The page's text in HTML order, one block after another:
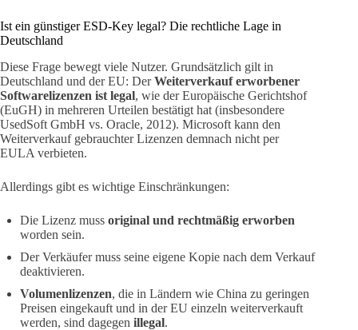
Ist ein günstiger ESD-Key legal? Die rechtliche Lage in
Deutschland
Diese Frage bewegt viele Nutzer. Grundsätzlich gilt in
Deutschland und der EU: DerWeiterverkauf erworbener
Softwarelizenzen ist legal, wie der Europäische Gerichtshof
(EuGH) in mehreren Urteilen bestätigt hat (insbesondere
UsedSoft GmbH vs. Oracle, 2012). Microsoft kann den
Weiterverkauf gebrauchter Lizenzen demnach nicht per
EULA verbieten.
Allerdings gibt es wichtige Einschränkungen:
Die Lizenz muss original und rechtmäßig erworben
worden sein.
Der Verkäufer muss seine eigene Kopie nach dem Verkauf
deaktivieren.
Volumenlizenzen, die in Ländern wie China zu geringen
Preisen eingekauft und in der EU einzeln weiterverkauft
werden, sind dagegen illegal.